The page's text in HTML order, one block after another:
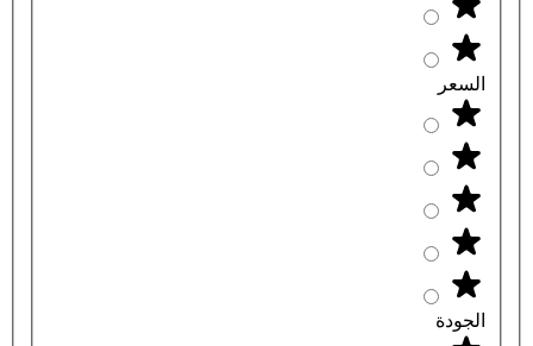
السعر
الجودة